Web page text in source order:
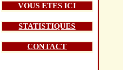
VOUS ETES ICI
STATISTIQUES
CONTACT